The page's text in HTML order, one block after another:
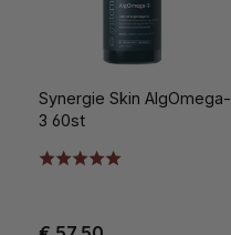
Synergie Skin AlgOmega-
3 60st